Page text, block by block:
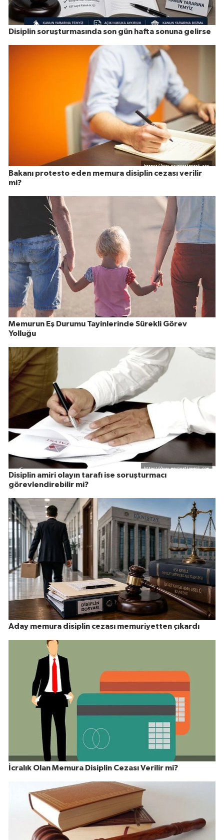
Disiplin soruşturmasında son gün hafta sonuna gelirse
Bakanı protesto eden memura disiplin cezası verilir
mi?
Memurun Eş Durumu Tayinlerinde Sürekli Görev
Yolluğu
Disiplin amiri olayın tarafı ise soruşturmacı
görevlendirebilir mi?
Aday memura disiplin cezası memuriyetten çıkardı
İcralık Olan Memura Disiplin Cezası Verilir mi?